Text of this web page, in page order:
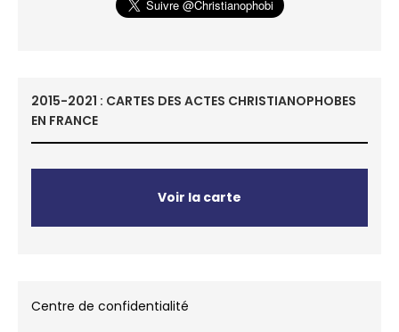
2015-2021 : CARTES DES ACTES CHRISTIANOPHOBES
EN FRANCE
Voir la carte
Centre de confidentialité